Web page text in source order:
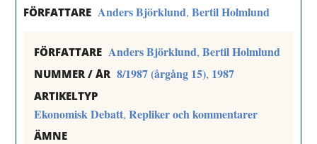
FÖRFATTARE Anders Björklund,Bertil Holmlund
FÖRFATTARE Anders Björklund,Bertil Holmlund
NUMMER / ÅR 8/1987 (årgång 15), 1987
ARTIKELTYP
Ekonomisk Debatt,Repliker och kommentarer
ÄMNE